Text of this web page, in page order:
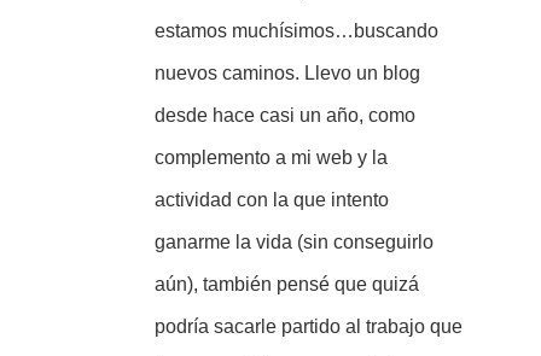
estamos muchísimos…buscando
nuevos caminos. Llevo un blog
desde hace casi un año, como
complemento a mi web y la
actividad con la que intento
ganarme la vida (sin conseguirlo
aún), también pensé que quizá
podría sacarle partido al trabajo que